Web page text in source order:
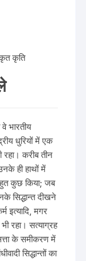
कृति
भारतीय
धुरियों में एक
रहा। करीब तीन
ही हाथों में
कुछ किया; जब
सिद्धान्त दीखने
इत्यादि, मगर
रहा। सत्याग्रह
के समीकरण में
सिद्धान्तों का